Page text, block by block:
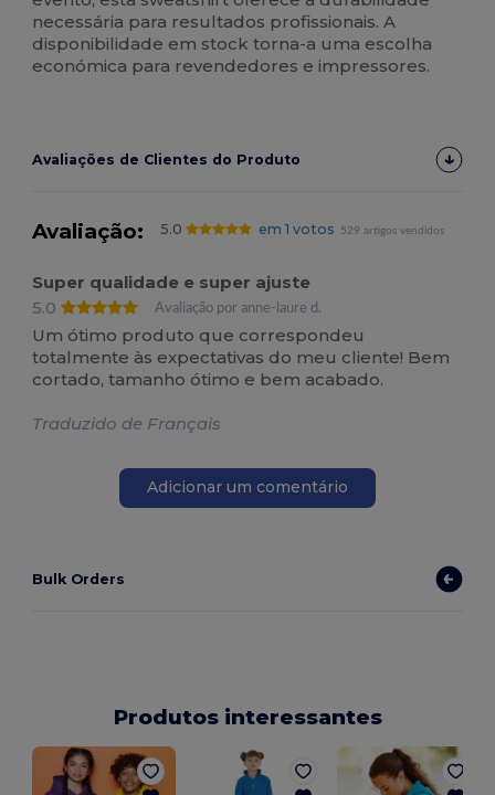
necessária para resultados profissionais. A
disponibilidade em stock torna-a uma escolha
económica para revendedores e impressores.
Avaliações de Clientes do Produto
Avaliação: 5.0 em 1 votos 529 artigos vendidos
Super qualidade e super ajuste
5.0
Avaliação por anne-laure d.
Um ótimo produto que correspondeu
totalmente às expectativas do meu cliente! Bem
cortado, tamanho ótimo e bem acabado.
Traduzido de Français
Adicionar um comentário
Bulk Orders
Produtos interessantes